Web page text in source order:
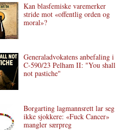
Kan blasfemiske varemerker
stride mot «offentlig orden og
moral»?
Generaladvokatens anbefaling i
C‑590/23 Pelham II: "You shall
not pastiche"
Borgarting lagmannsrett lar seg
ikke sjokkere: «Fuck Cancer»
mangler særpreg